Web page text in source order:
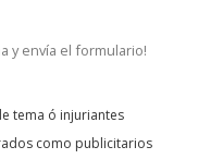
y envía el formulario!
tema ó injuriantes
como publicitarios